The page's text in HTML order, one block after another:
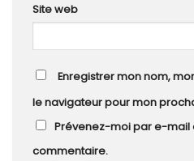
Site web
Enregistrer mon nom,
le navigateur pour mon
Prévenez-moi par e-mail
commentaire.